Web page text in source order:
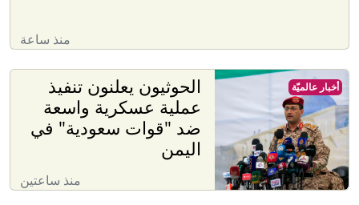
منذ ساعة
الحوثيون يعلنون تنفيذ
عملية عسكرية واسعة
ضد "قوات سعودية" في
اليمن
منذ ساعتين
أخبار عالميّة